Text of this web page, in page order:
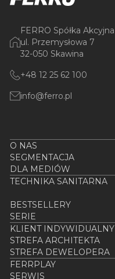
FERRO Spółka Akcyjna
ul. Przemysłowa 7
32-050 Skawina
+48 12 25 62 100
info@ferro.pl
O NAS
SEGMENTACJA
DLA MEDIÓW
TECHNIKA SANITARNA
BESTSELLERY
SERIE
KLIENT INDYWIDUALNY
STREFA ARCHITEKTA
STREFA DEWELOPERA
FERRPLAY
SERWIS